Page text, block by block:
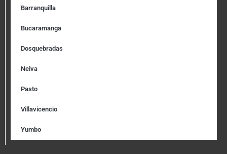
Barranquilla
Bucaramanga
Dosquebradas
Neiva
Pasto
Villavicencio
Yumbo